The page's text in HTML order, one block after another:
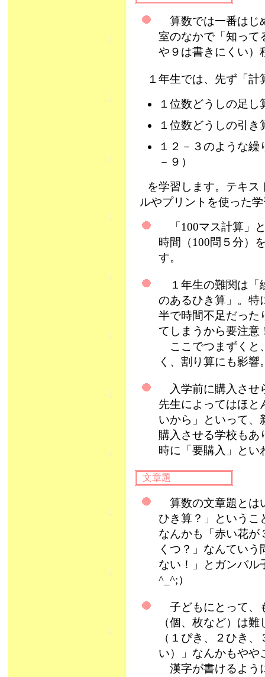
算数では一番はじ
室のなかで「知って
や９は書きにくい）
１年生では、先ず「
１位数どうしの足
１位数どうしの引
１２－３のような
－９）
を学習します。テキ
ルやプリントを使った
「100マス計算」
時間（100問５分）
す。
１年生の難関は「
のあるひき算」。特
半で時間不足だった
てしまうから要注意
ここでつまずくと
く、割り算にも影響
入学前に購入させ
先生によってはほと
いから」といって、
購入させる学校もあ
時に「要購入」と
文章題
算数の文章題とは
ひき算？」というこ
なんかも「赤い花が
くつ？」なんてい
ない！」とガンバ
^_^;）
子どもにとって、
（個、枚など）は
（１ぴき、２ひき
い）」なんかもやや
漢字が書けるよう